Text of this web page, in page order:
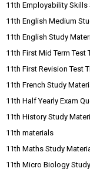
11th Employability
11th English Medium
11th English Study
11th First Mid Term Test
11th First Revision Test
11th French Study
11th Half Yearly Exam
11th History Study
11th materials
11th Maths Study
11th Micro Biology